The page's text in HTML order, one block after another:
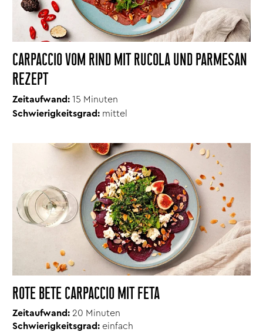
CARPACCIO VOM RIND MIT RUCOLA UND PARMESAN
REZEPT
Zeitaufwand: 15 Minuten
Schwierigkeitsgrad: mittel
ROTE BETE CARPACCIO MIT FETA
Zeitaufwand: 20 Minuten
Schwierigkeitsgrad: einfach